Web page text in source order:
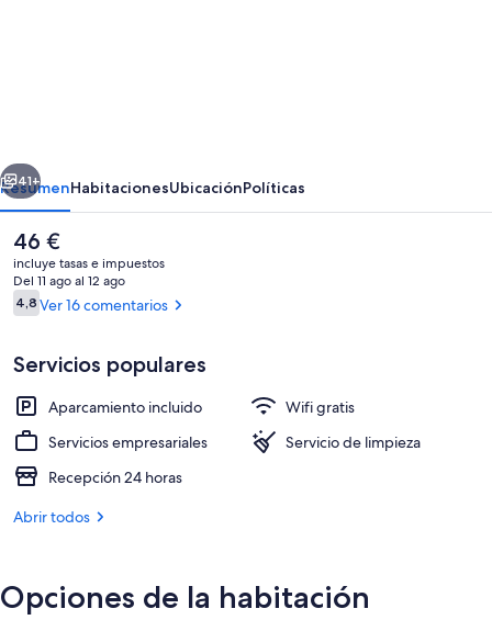
Habitación estándar, 1 habitación |
Siguiente
41+
ResumenHabitacionesUbicaciónPolíticas
El
precio
actual
es
de
46 €
incluye tasas e impuestos
Del 11 ago al 12 ago
Comentarios
4,84,8 de 10
Ver 16 comentarios
Servicios populares
Aparcamiento incluido
Wifi gratis
Servicios empresariales
Servicio de limpieza
Recepción 24 horas
Abrir todos
Opciones de la habitación